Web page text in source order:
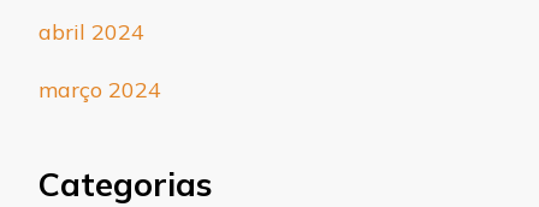
abril 2024
março 2024
Categorias